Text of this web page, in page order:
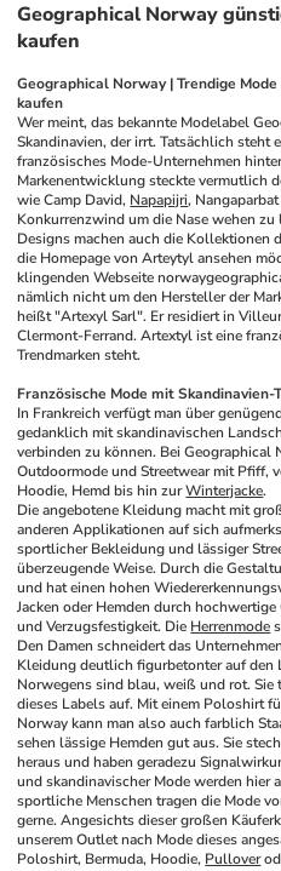
Geographical Norway
kaufen
Geographical Norway | Trendige
kaufen
Wer meint, das bekannte Modelabel
Skandinavien, der irrt. Tatsächlich steht
französisches Mode-Unternehmen
Markenentwicklung steckte vermutlich
wie Camp David, Napapijri,
Konkurrenzwind um die Nase wehen
Designs machen auch die Kollektionen
die Homepage von Arteytyl ansehen
klingenden Webseite
nämlich nicht um den Hersteller der
heißt "Artexyl Sarl". Er residiert in
Clermont-Ferrand. Artextyl ist eine
Trendmarken steht.
Französische Mode mit Skandinavien-
In Frankreich verfügt man über
gedanklich mit skandinavischen
verbinden zu können. Bei Geographical
Outdoormode und Streetwear mit Pfiff,
Hoodie, Hemd bis hin zur Winterjacke.
Die angebotene Kleidung macht mit
anderen Applikationen auf sich
sportlicher Bekleidung und lässiger
überzeugende Weise. Durch die
und hat einen hohen
Jacken oder Hemden durch
und Verzugsfestigkeit. Die Herrenmode
Den Damen schneidert das
Kleidung deutlich figurbetonter auf den
Norwegens sind blau, weiß und rot.
dieses Labels auf. Mit einem Poloshirt
Norway kann man also auch farblich
sehen lässige Hemden gut aus. Sie
heraus und haben geradezu
und skandinavischer Mode werden hier
sportliche Menschen tragen die Mode
gerne. Angesichts dieser großen
unserem Outlet nach Mode dieses
Poloshirt, Bermuda, Hoodie, Pullover